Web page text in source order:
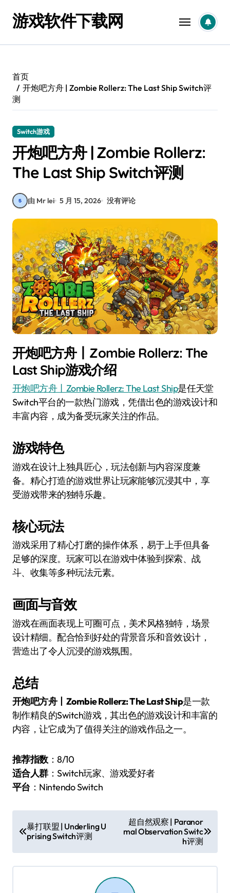
游戏软件下载网
首页
开炮吧方舟 | Zombie Rollerz: The Last Ship Switch评
测
Switch游戏
开炮吧方舟 | Zombie Rollerz:
The Last Ship Switch评测
由 Mr lei 5 月 15, 2026 没有评论
开炮吧方舟丨Zombie Rollerz: The
Last Ship游戏介绍
开炮吧方舟丨Zombie Rollerz: The Last Ship是任天堂
Switch平台的一款热门游戏，凭借出色的游戏设计和
丰富内容，成为备受玩家关注的作品。
游戏特色
游戏在设计上独具匠心，玩法创新与内容深度兼
备。精心打造的游戏世界让玩家能够沉浸其中，享
受游戏带来的独特乐趣。
核心玩法
游戏采用了精心打磨的操作体系，易于上手但具备
足够的深度。玩家可以在游戏中体验到探索、战
斗、收集等多种玩法元素。
画面与音效
游戏在画面表现上可圈可点，美术风格独特，场景
设计精细。配合恰到好处的背景音乐和音效设计，
营造出了令人沉浸的游戏氛围。
总结
开炮吧方舟丨Zombie Rollerz: The Last Ship是一款
制作精良的Switch游戏，其出色的游戏设计和丰富的
内容，让它成为了值得关注的游戏作品之一。
推荐指数：8/10
适合人群：Switch玩家、游戏爱好者
平台 ：Nintendo Switch
章
导
航
暴打联盟 | Underling U
prising Switch评测
超自然观察 | Paranor
mal Observation Switc
h评测